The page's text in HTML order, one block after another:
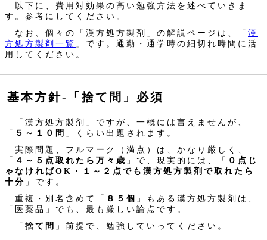
以下に、費用対効果の高い勉強方法を述べていきま
す。参考にしてください。
なお、個々の「漢方処方製剤」の解説ページは、「 漢
方処方製剤一覧 」です。通勤・通学時の細切れ時間に活
用してください。
基本方針‐「捨て問」必須
「漢方処方製剤」ですが、一概には言えませんが、
「 ５～１０問
」くらい出題されます。
実際問題、フルマーク（満点）は、かなり厳しく、
「 ４～５点取れたら万々歳 」で、現実的には、「 ０点じ
ゃなければOK・１～２点でも漢方処方製剤で取れたら
十分 」です。
重複・別名含めて「 ８５個 」もある漢方処方製剤は、
「医薬品」でも、最も厳しい論点です。
「 捨て問 」前提で、勉強していってください。